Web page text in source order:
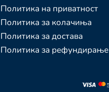
Политика на приватност
Политика за колачиња
Политика за достава
Политика за рефундирање